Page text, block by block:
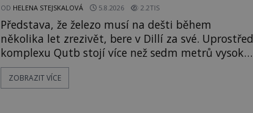
OD HELENA STEJSKALOVÁ 5.8.2026 2.2TIS
Představa, že železo musí na dešti během
několika let zrezivět, bere v Dillí za své. Uprostřed
komplexu Qutb stojí více než sedm metrů vysoký
železný sloup, který už přibližně 1 600 let odolává
počasí s jen nepatrnými stopami koroze. Jeho
ZOBRAZIT VÍCE